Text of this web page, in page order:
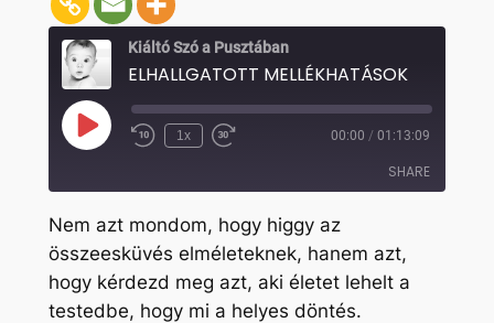
Kiáltó Szó a Pusztában
ELHALLGATOTT MELLÉKHATÁSOK
Play
Episode Rewind
1x
Fast
seconds
00:00 / 01:13:09
SHARE
SHARE
LINK
Nem azt mondom, hogy higgy az
összeesküvés elméleteknek, hanem azt,
hogy kérdezd meg azt, aki életet lehelt a
testedbe, hogy mi a helyes döntés.